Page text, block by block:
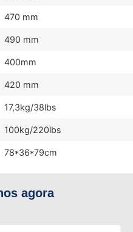
470 mm
490 mm
400mm
420 mm
17,3kg/38lbs
100kg/220lbs
78*36*79cm
agora